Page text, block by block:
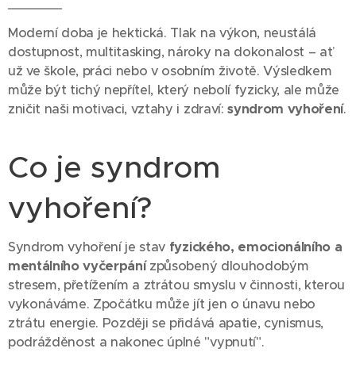
Moderní doba je hektická. Tlak na výkon, neustálá
dostupnost, multitasking, nároky na dokonalost – ať
už ve škole, práci nebo v osobním životě. Výsledkem
může být tichý nepřítel, který nebolí fyzicky, ale může
zničit naši motivaci, vztahy i zdraví:syndrom vyhoření.
Co je syndrom
vyhoření?
Syndrom vyhoření je stav fyzického, emocionálního a
mentálního vyčerpánízpůsobený dlouhodobým
stresem, přetížením a ztrátou smyslu v činnosti, kterou
vykonáváme. Zpočátku může jít jen o únavu nebo
ztrátu energie. Později se přidává apatie, cynismus,
podrážděnost a nakonec úplné "vypnutí".